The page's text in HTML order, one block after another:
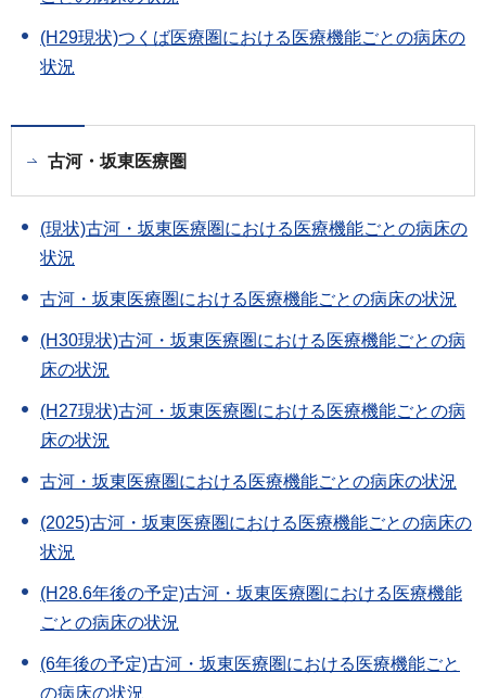
(H29現状)つくば医療圏における医療機能ごとの病床の
状況
古河・坂東医療圏
(現状)古河・坂東医療圏における医療機能ごとの病床の
状況
古河・坂東医療圏における医療機能ごとの病床の状況
(H30現状)古河・坂東医療圏における医療機能ごとの病
床の状況
(H27現状)古河・坂東医療圏における医療機能ごとの病
床の状況
古河・坂東医療圏における医療機能ごとの病床の状況
(2025)古河・坂東医療圏における医療機能ごとの病床の
状況
(H28.6年後の予定)古河・坂東医療圏における医療機能
ごとの病床の状況
(6年後の予定)古河・坂東医療圏における医療機能ごと
の病床の状況